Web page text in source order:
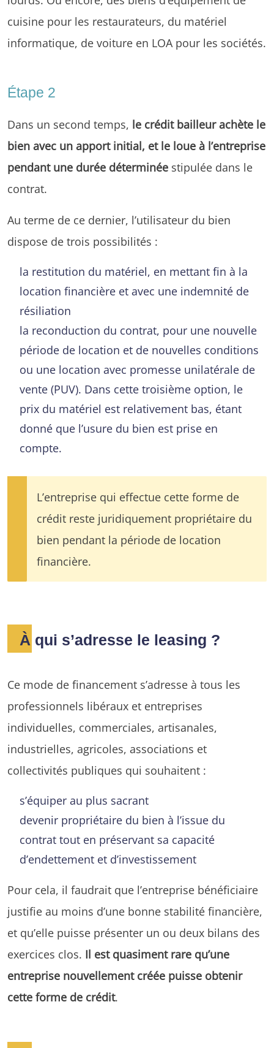
cuisine pour les restaurateurs, du matériel
informatique, de voiture en LOA pour les sociétés.
Étape 2
Dans un second temps, le crédit bailleur achète le
bien avec un apport initial, et le loue à l’entreprise
pendant une durée déterminée stipulée dans le
contrat.
Au terme de ce dernier, l’utilisateur du bien
dispose de trois possibilités :
la restitution du matériel, en mettant fin à la
location financière et avec une indemnité de
résiliation
la reconduction du contrat, pour une nouvelle
période de location et de nouvelles conditions
ou une location avec promesse unilatérale de
vente (PUV). Dans cette troisième option, le
prix du matériel est relativement bas, étant
donné que l’usure du bien est prise en
compte.
L’entreprise qui effectue cette forme de
crédit reste juridiquement propriétaire du
bien pendant la période de location
financière.
À qui s’adresse le leasing ?
Ce mode de financement s’adresse à tous les
professionnels libéraux et entreprises
individuelles, commerciales, artisanales,
industrielles, agricoles, associations et
collectivités publiques qui souhaitent :
s’équiper au plus sacrant
devenir propriétaire du bien à l’issue du
contrat tout en préservant sa capacité
d’endettement et d’investissement
Pour cela, il faudrait que l’entreprise bénéficiaire
justifie au moins d’une bonne stabilité financière,
et qu’elle puisse présenter un ou deux bilans des
exercices clos. Il est quasiment rare qu’une
entreprise nouvellement créée puisse obtenir
cette forme de crédit.